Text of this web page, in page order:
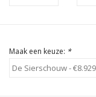
Maak een keuze: *